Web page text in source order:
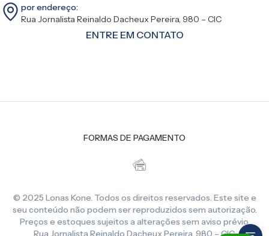
por endereço:
Rua Jornalista Reinaldo Dacheux Pereira, 980 – CIC
ENTRE EM CONTATO
FORMAS DE PAGAMENTO
© 2025 Lonas Kone. Todos os direitos reservados. Este site e
seu conteúdo não podem ser reproduzidos sem autorização.
Preços e estoques sujeitos a alterações sem aviso prévio.
Rua Jornalista Reinaldo Dacheux Pereira, 980 – CIC,